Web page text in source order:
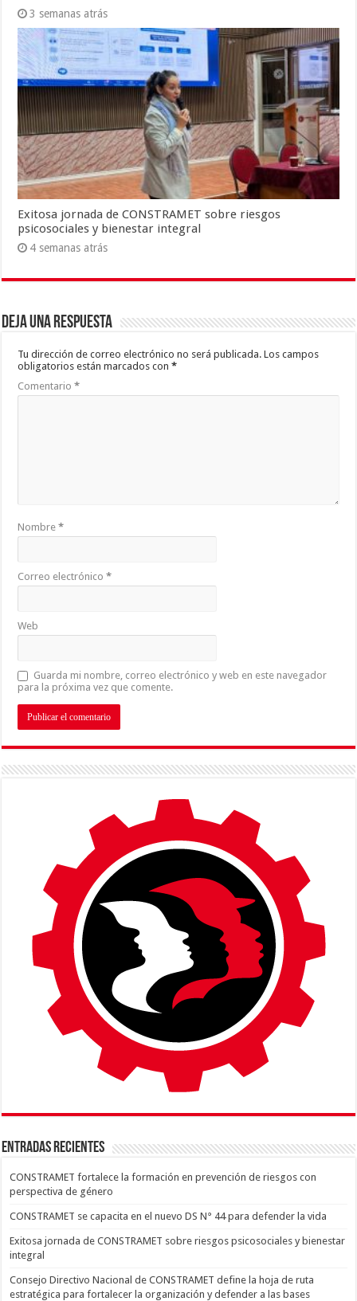
3 semanas atrás
Exitosa jornada de CONSTRAMET sobre riesgos
psicosociales y bienestar integral
4 semanas atrás
Deja una respuesta
Tu dirección de correo electrónico no será publicada. Los campos
obligatorios están marcados con*
Comentario*
Nombre*
Correo electrónico*
Web
Guarda mi nombre, correo electrónico y web en este navegador
para la próxima vez que comente.
ENTRADAS RECIENTES
CONSTRAMET fortalece la formación en prevención de riesgos con
perspectiva de género
CONSTRAMET se capacita en el nuevo DS N° 44 para defender la vida
Exitosa jornada de CONSTRAMET sobre riesgos psicosociales y bienestar
integral
Consejo Directivo Nacional de CONSTRAMET define la hoja de ruta
estratégica para fortalecer la organización y defender a las bases